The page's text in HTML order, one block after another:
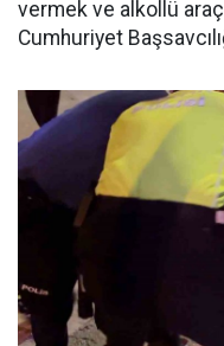
vermek ve alkollü
Cumhuriyet